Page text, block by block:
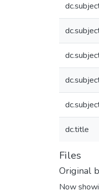
dc.title
Files
Original
Now